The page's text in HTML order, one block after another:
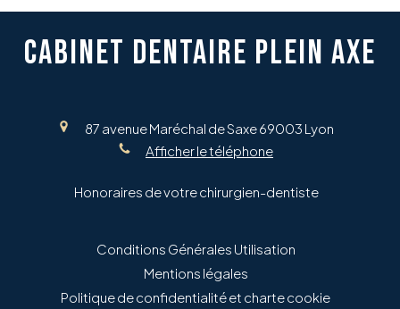
CABINET DENTAIRE PLEIN AXE
87 avenue Maréchal de Saxe69003 Lyon
Afficher le téléphone
Honoraires de votre chirurgien-dentiste
Conditions Générales Utilisation
Mentions légales
Politique de confidentialité et charte cookie